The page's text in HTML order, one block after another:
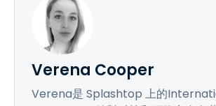
Verena Cooper
Verena是 Splashtop 上的